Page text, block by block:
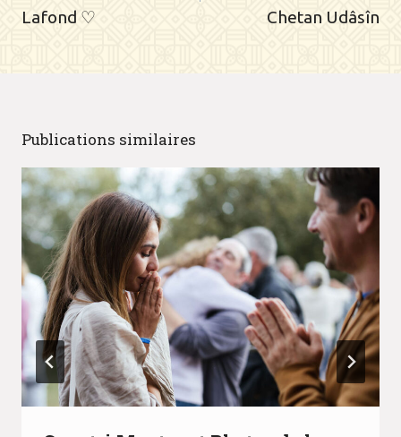
l’article
Lafond ♡
Chetan Udâsîn
Publications similaires